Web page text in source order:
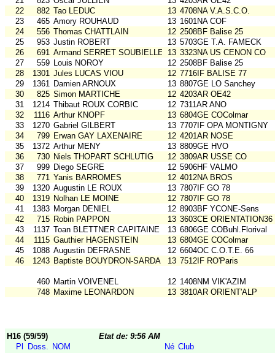
22
882 Tao LEDUC 13 4708NA V.A.S.C.O.
23
465 Amory ROUHAUD 13 1601NA COF
24
556 Thomas CHATTLAIN 12 2508BF Balise 25
25
953 Justin ROBERT 13 5703GE T.A. FAMECK
26
691 Armand SERRET SOUBIELLE 13 3323NA US CENON CO
27
559 Louis NOROY 12 2508BF Balise 25
28
1301 Jules LUCAS VIOU 12 7716IF BALISE 77
29
1361 Damien ARNOUX 13 8807GE LO Sanchey
30
825 Simon MARTICHE 12 4203AR OE42
31
1214 Thibaut ROUX CORBIC 12 7311AR ANO
32
1116 Arthur KNOPF 13 6804GE COColmar
33
1270 Gabriel GILBERT 13 7707IF OPA MONTIGNY
34
799 Erwan GAY LAXENAIRE 12 4201AR NOSE
35
1372 Arthur MENY 13 8809GE HVO
36
730 Niels THOPART SCHLUTIG 12 3809AR USSE CO
37
999 Diego SEGRE 12 5906HF VALMO
38
771 Yanis BARROMES 12 4012NA BROS
39
1320 Augustin LE ROUX 13 7807IF GO 78
40
1319 Nolhan LE MOINE 12 7807IF GO 78
41
1383 Morgan DENIEL 12 8903BF YCONE-Sens
42
715 Robin PAPPON 13 3603CE ORIENTATION36
43
1137 Toan BLETTNER CAPITAINE 13 6806GE COBuhl.Florival
44
1115 Gauthier HAGENSTEIN 13 6804GE COColmar
45
1088 Augustin DEFRASNE 12 6604OC C.O.T.E. 66
46
1243 Baptiste BOUYDRON-SARDA 13 7512IF RO'Paris
460 Martin VOIVENEL 12 1408NM VIK'AZIM
748 Maxime LEONARDON 13 3810AR ORIENT'ALP
H16 (59/59)
Etat de: 9:56 AM
Pl
Doss. NOM Né Club